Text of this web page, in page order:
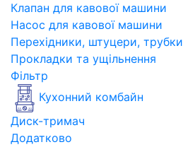
Клапан для кавової машини
Насос для кавової машини
Перехідники, штуцери, трубки
Прокладки та ущільнення
Фільтр
Кухонний комбайн
Диск-тримач
Додатково